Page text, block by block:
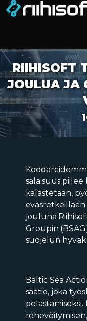
RIIHISOFT
JOULUA JA
salaisuus piilee
kalastetaan,
eväsretkeillään
jouluna
Groupin
suojelun
Baltic Sea
säätiö, joka